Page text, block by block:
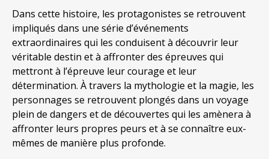
Dans cette histoire, les protagonistes se retrouvent
impliqués dans une série d’événements
extraordinaires qui les conduisent à découvrir leur
véritable destin et à affronter des épreuves qui
mettront à l’épreuve leur courage et leur
détermination. À travers la mythologie et la magie, les
personnages se retrouvent plongés dans un voyage
plein de dangers et de découvertes qui les amènera à
affronter leurs propres peurs et à se connaître eux-
mêmes de manière plus profonde.